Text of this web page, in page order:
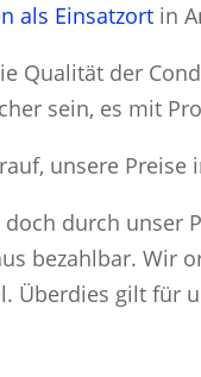
als Einsatzort in
Qualität der
sein, es mit
unsere
durch unser
bezahlbar. Wir
Überdies gilt für